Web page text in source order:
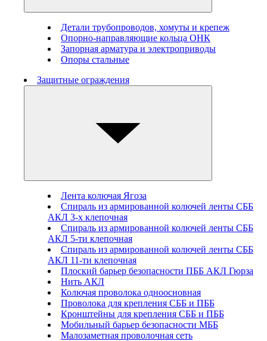
Детали трубопроводов, хомуты и крепеж
Опорно-направляющие кольца ОНК
Запорная арматура и электроприводы
Опоры стальные
Защитные ограждения
Лента колючая Ягоза
Спираль из армированной колючей ленты СББ
АКЛ 3-х клепочная
Спираль из армированной колючей ленты СББ
АКЛ 5-ти клепочная
Спираль из армированной колючей ленты СББ
АКЛ 11-ти клепочная
Плоский барьер безопасности ПББ АКЛ Гюрза
Нить АКЛ
Колючая проволока одноосновная
Проволока для крепления СББ и ПББ
Кронштейны для крепления СББ и ПББ
Мобильный барьер безопасности МББ
Малозаметная проволочная сеть